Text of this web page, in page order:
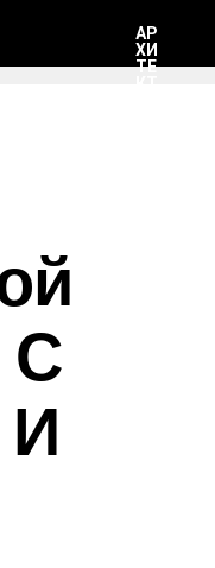
АР
ХИ
ТЕ
С